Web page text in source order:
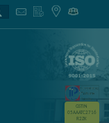
GSTIN
05AAATC2716
R2ZK